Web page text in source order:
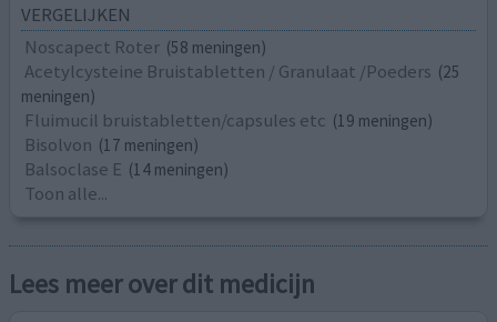
VERGELIJKEN
Noscapect Roter (58 meningen)
Acetylcysteine Bruistabletten / Granulaat /Poeders (25
meningen)
Fluimucil bruistabletten/capsules etc (19 meningen)
Bisolvon (17 meningen)
Balsoclase E (14 meningen)
Toon alle...
Lees meer over dit medicijn